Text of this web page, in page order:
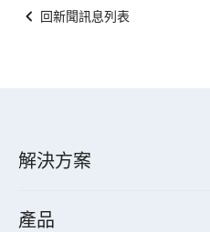
回新聞訊息列表
解決方案
產品